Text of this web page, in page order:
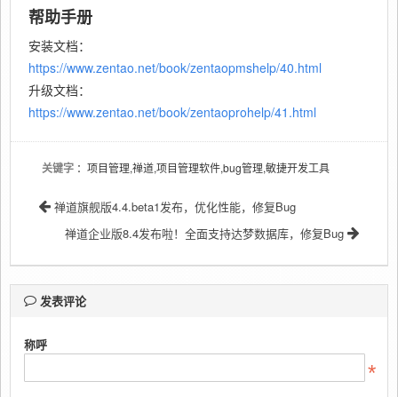
帮助手册
安装文档：
https://www.zentao.net/book/zentaopmshelp/40.html
升级文档：
https://www.zentao.net/book/zentaoprohelp/41.html
关键字 ：项目管理,禅道,项目管理软件,bug管理,敏捷开发工具
禅道旗舰版4.4.beta1发布，优化性能，修复Bug
禅道企业版8.4发布啦！全面支持达梦数据库，修复Bug
发表评论
称呼